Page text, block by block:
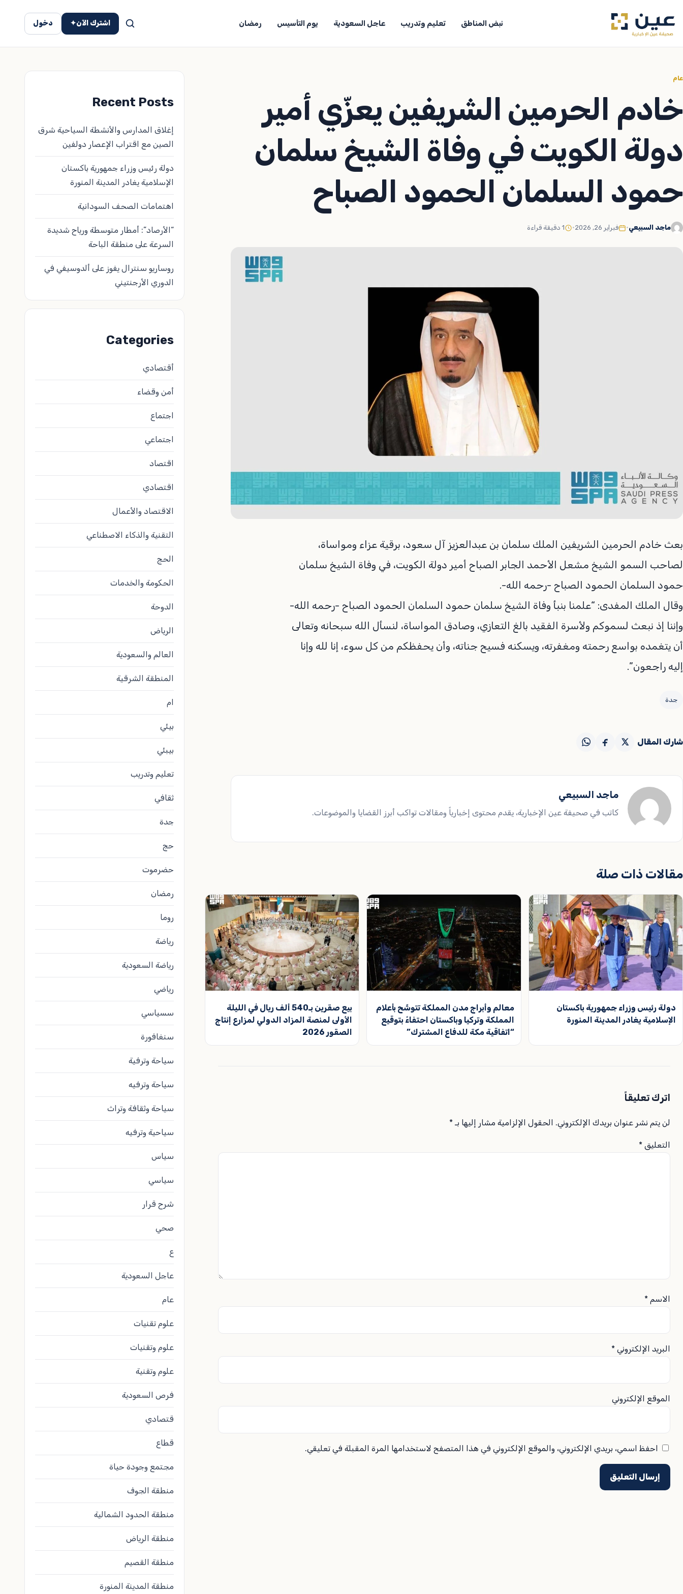
إلى
المحتوى
نبض المناطق تعليم وتدريب عاجل السعودية يوم التأسيس رمضان اشترك الآن✦ دخول
عام
خادم الحرمين الشريفين يعزّي أمير
دولة الكويت في وفاة الشيخ سلمان
حمود السلمان الحمود الصباح
ماجد السبيعي• فبراير 26, 2026 • 1 دقيقة قراءة
بعث خادم الحرمين الشريفين الملك سلمان بن عبدالعزيز آل سعود، برقية عزاء ومواساة،
لصاحب السمو الشيخ مشعل الأحمد الجابر الصباح أمير دولة الكويت، في وفاة الشيخ سلمان
حمود السلمان الحمود الصباح -رحمه الله-.
وقال الملك المفدى: “علمنا بنبأ وفاة الشيخ سلمان حمود السلمان الحمود الصباح -رحمه الله-
وإننا إذ نبعث لسموكم ولأسرة الفقيد بالغ التعازي، وصادق المواساة، لنسأل الله سبحانه وتعالى
أن يتغمده بواسع رحمته ومغفرته، ويسكنه فسيح جناته، وأن يحفظكم من كل سوء، إنا لله وإنا
إليه راجعون”.
جدة
شارك المقال
ماجد السبيعي
كاتب في صحيفة عين الإخبارية، يقدم محتوى إخبارياً ومقالات تواكب أبرز القضايا والموضوعات.
مقالات ذات صلة
دولة رئيس وزراء جمهورية باكستان
الإسلامية يغادر المدينة المنورة
معالم وأبراج مدن المملكة تتوشّح بأعلام
المملكة وتركيا وباكستان احتفاءً بتوقيع
“اتفاقية مكة للدفاع المشترك”
بيع صقرين بـ540 ألف ريال في الليلة
الأولى لمنصة المزاد الدولي لمزارع إنتاج
الصقور 2026
اترك تعليقاً
لن يتم نشر عنوان بريدك الإلكتروني. الحقول الإلزامية مشار إليها بـ*
التعليق*
الاسم*
البريد الإلكتروني*
الموقع الإلكتروني
احفظ اسمي، بريدي الإلكتروني، والموقع الإلكتروني في هذا المتصفح لاستخدامها المرة المقبلة في تعليقي.
Recent Posts
إغلاق المدارس والأنشطة السياحية شرق
الصين مع اقتراب الإعصار دولفين
دولة رئيس وزراء جمهورية باكستان
الإسلامية يغادر المدينة المنورة
اهتمامات الصحف السودانية
“الأرصاد”: أمطار متوسطة ورياح شديدة
السرعة على منطقة الباحة
روساريو سنترال يفوز على ألدوسيفي في
الدوري الأرجنتيني
Categories
أقتصادي
أمن وقضاء
اجتماع
اجتماعي
اقتصاد
اقتصادي
الاقتصاد والأعمال
التقنية والذكاء الاصطناعي
الحج
الحكومة والخدمات
الدوحة
الرياض
العالم والسعودية
المنطقة الشرقية
ام
بيئي
بيبئي
تعليم وتدريب
ثقافي
جدة
حج
حضرموت
رمضان
روما
رياضة
رياضة السعودية
رياضي
سسياسي
سنغافورة
سياحة وترفية
سياحة وترفيه
سياحة وثقافة وتراث
سياحية وترفيه
سياس
سياسي
شرح قرار
صحي
ع
عاجل السعودية
عام
علوم تقنيات
علوم وتقنيات
علوم وتقنية
فرص السعودية
قتصادي
قطاع
مجتمع وجودة حياة
منطقة الجوف
منطقة الحدود الشمالية
منطقة الرياض
منطقة القصيم
منطقة المدينة المنورة